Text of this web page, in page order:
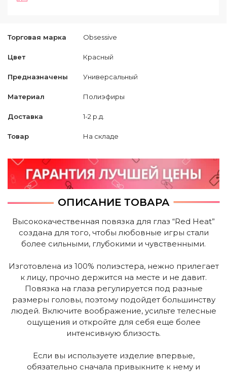
Торговая марка Obsessive
Цвет Красный
Предназначены Универсальный
Материал Полиэфиры
Доставка 1-2 р.д.
Товар На складе
ОПИСАНИЕ ТОВАРА
Высококачественная повязка для глаз “Red Heat”
создана для того, чтобы любовные игры стали
более сильными, глубокими и чувственными.
Изготовлена из 100% полиэстера, нежно прилегает
к лицу, прочно держится на месте и не давит.
Повязка на глаза регулируется под разные
размеры головы, поэтому подойдет большинству
людей. Включите воображение, усильте телесные
ощущения и откройте для себя еще более
интенсивную близость.
Если вы используете изделие впервые,
обязательно сначала привыкните к нему и